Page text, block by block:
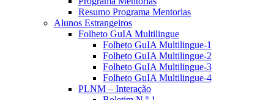
Resumo Programa Mentorias
Alunos Estrangeiros
Folheto GuIA Multilingue
Folheto GuIA Multilingue-1
Folheto GuIA Multilingue-2
Folheto GuIA Multilingue-3
Folheto GuIA Multilingue-4
PLNM – Interação